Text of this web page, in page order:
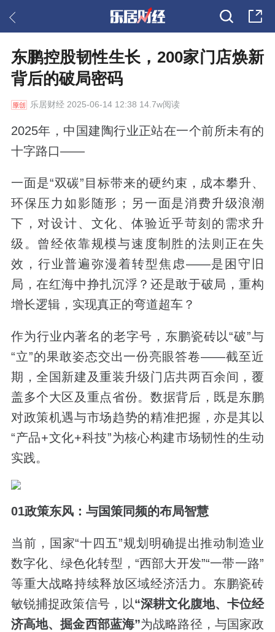
东鹏控股韧性生长，200家门店焕新
背后的破局密码
乐居财经2025-06-14 12:38 14.7w阅读
2025年，中国建陶行业正站在一个前所未有的
十字路口——
一面是“双碳”目标带来的硬约束，成本攀升、
环保压力如影随形；另一面是消费升级浪潮
下，对设计、文化、体验近乎苛刻的需求升
级。曾经依靠规模与速度制胜的法则正在失
效，行业普遍弥漫着转型焦虑——是困守旧
局，在红海中挣扎沉浮？还是敢于破局，重构
增长逻辑，实现真正的弯道超车？
作为行业内著名的老字号，东鹏瓷砖以“破”与
“立”的果敢姿态交出一份亮眼答卷——截至近
期，全国新建及重装升级门店共两百余间，覆
盖多个大区及重点省份。数据背后，既是东鹏
对政策机遇与市场趋势的精准把握，亦是其以
“产品+文化+科技”为核心构建市场韧性的生动
实践。
01政策东风：与国策同频的布局智慧
当前，国家“十四五”规划明确提出推动制造业
数字化、绿色化转型，“西部大开发”“一带一路”
等重大战略持续释放区域经济活力。东鹏瓷砖
敏锐捕捉政策信号，以“深耕文化腹地、卡位经
济高地、掘金西部蓝海”为战略路径，与国家政